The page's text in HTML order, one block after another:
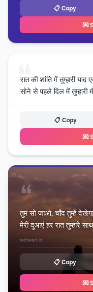
📋 Copy
💌
❝
रात की शांति में तुम्हारी
सोने से पहले दिल में तुम्हारी
📋 Copy
💌
❝
तुम सो जाओ, चाँद तुम्हें
मेरी दुआएं हर रात तुम्हारे
redheart.in
📋 Copy
💌